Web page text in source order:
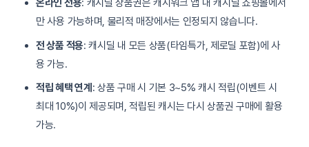
온라인 전용: 캐시딜 상품권은 캐시워크 앱 내 캐시딜 쇼핑몰에서
만 사용 가능하며, 물리적 매장에서는 인정되지 않습니다.
전 상품 적용: 캐시딜 내 모든 상품(타임특가, 제로딜 포함)에 사
용 가능.
적립 혜택 연계 : 상품 구매 시 기본 3~5% 캐시 적립(이벤트 시
최대 10%)이 제공되며, 적립된 캐시는 다시 상품권 구매에 활용
가능.